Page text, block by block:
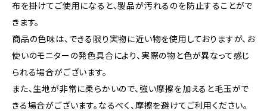
布を掛けてご使用になると、製品が汚れるのを防止することがで
きます。
商品の色味は、できる限り実物に近い物を使用しておりますが、お
使いのモニターの発色具合により、実際の物と色が異なって感じ
られる場合がございます。
また、生地が非常に柔らかいので、強い摩擦を加えると毛玉がで
きる場合がございます。なるべく、摩擦を避けてご利用ください。